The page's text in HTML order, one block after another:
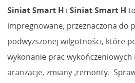
Siniat Smart H i Siniat Smart H
impregnowane, przeznaczona do
podwyższonej wilgotności, które
wykonanie prac
aranżacje, zmiany ,remonty.